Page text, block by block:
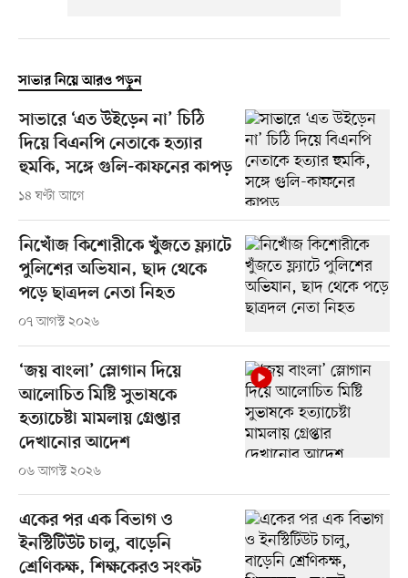
সাভার নিয়ে আরও পড়ুন
সাভারে ‘এত উইড়েন না’ চিঠি
দিয়ে বিএনপি নেতাকে হত্যার
হুমকি, সঙ্গে গুলি-কাফনের কাপড়
১৪ ঘণ্টা আগে
নিখোঁজ কিশোরীকে খুঁজতে ফ্ল্যাটে
পুলিশের অভিযান, ছাদ থেকে
পড়ে ছাত্রদল নেতা নিহত
০৭ আগস্ট ২০২৬
‘জয় বাংলা’ স্লোগান দিয়ে
আলোচিত মিষ্টি সুভাষকে
হত্যাচেষ্টা মামলায় গ্রেপ্তার
দেখানোর আদেশ
০৬ আগস্ট ২০২৬
একের পর এক বিভাগ ও
ইনস্টিটিউট চালু, বাড়েনি
শ্রেণিকক্ষ, শিক্ষকেরও সংকট